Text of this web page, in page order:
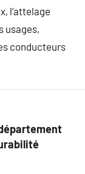
l’attelage
usages,
conducteurs